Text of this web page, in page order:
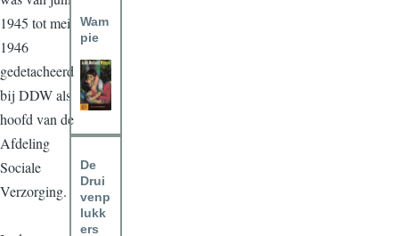
1945 tot mei
1946
gedetacheerd
bij DDW als
hoofd van de
Afdeling
Sociale
Verzorging.
Wam
pie
De
Drui
venp
lukk
ers